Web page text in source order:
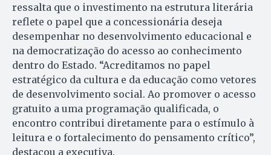
ressalta que o investimento na estrutura literária
reflete o papel que a concessionária deseja
desempenhar no desenvolvimento educacional e
na democratização do acesso ao conhecimento
dentro do Estado. “Acreditamos no papel
estratégico da cultura e da educação como vetores
de desenvolvimento social. Ao promover o acesso
gratuito a uma programação qualificada, o
encontro contribui diretamente para o estímulo à
leitura e o fortalecimento do pensamento crítico”,
destacou a executiva.